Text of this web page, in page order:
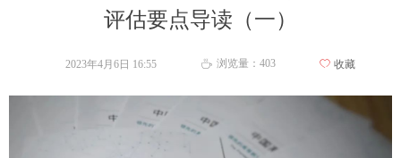
评估要点导读（一）
2023年4月6日 16:55 ꄘ 浏览量： 403 ꄀ 收藏